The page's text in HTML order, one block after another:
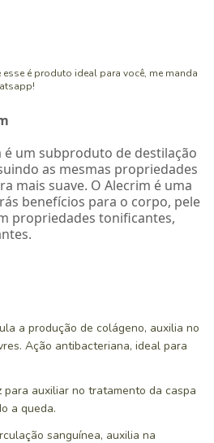
é produto ideal para você, me manda
um subproduto de destilação
as mesmas propriedades
mais suave. O Alecrim é uma
benefícios para o corpo, pele
propriedades tonificantes,
a produção de colágeno, auxilia no
Ação antibacteriana, ideal para
para auxiliar no tratamento da caspa
a queda.
sanguínea, auxilia na